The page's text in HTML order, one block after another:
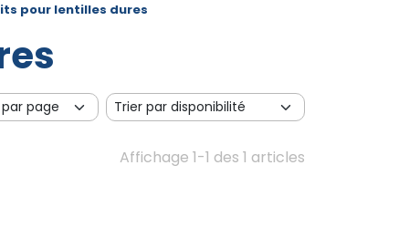
SOINS
pour lentilles dures
Affichage 1-1 des 1 articles